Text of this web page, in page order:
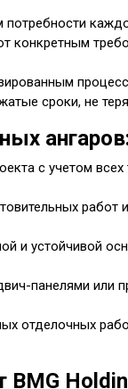
конкретным
сроки, не
с учетом всех
работ
и устойчивой
панелями или
отделочных
BMG